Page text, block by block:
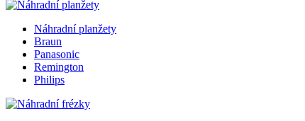
Náhradní planžety
Braun
Panasonic
Remington
Philips